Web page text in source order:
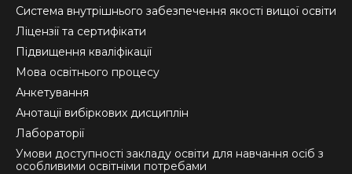
new
window
new
window
new
window
Система внутрішнього забезпечення якості вищої освіти
Ліцензії та сертифікати
Підвищення кваліфікації
Мова освітнього процесу
Анкетування
Анотації вибіркових дисциплін
Лабораторії
Умови доступності закладу освіти для навчання осіб з
особливими освітніми потребами